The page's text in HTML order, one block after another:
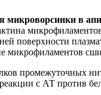
микроворсинки в
поверхности
микрофиламентов
промежуточных
с АТ против